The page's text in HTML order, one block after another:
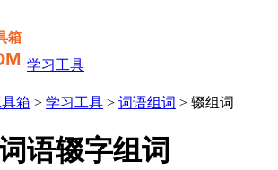
学习工具
箱 > 学习工具 > 词语组词 > 辍组词
语辍字组词